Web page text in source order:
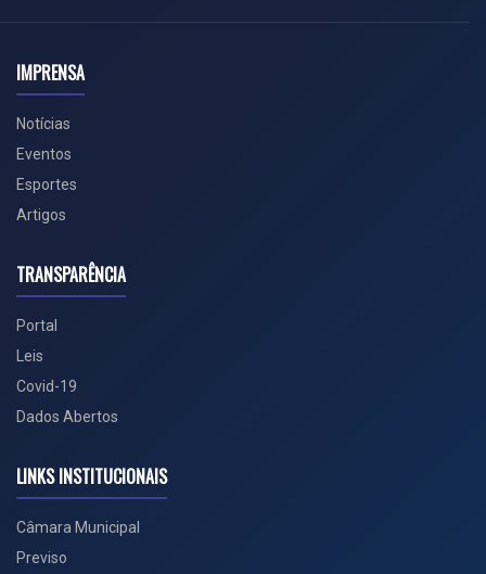
IMPRENSA
Notícias
Eventos
Esportes
Artigos
TRANSPARÊNCIA
Portal
Leis
Covid-19
Dados Abertos
LINKS INSTITUCIONAIS
Câmara Municipal
Previso